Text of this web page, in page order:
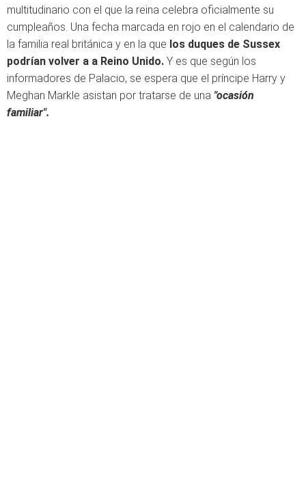
multitudinario con el que la reina celebra oficialmente su
cumpleaños. Una fecha marcada en rojo en el calendario de
la familia real británica y en la que los duques de Sussex
podrían volver a a Reino Unido. Y es que según los
informadores de Palacio, se espera que el príncipe Harry y
Meghan Markle asistan por tratarse de una "ocasión
familiar".